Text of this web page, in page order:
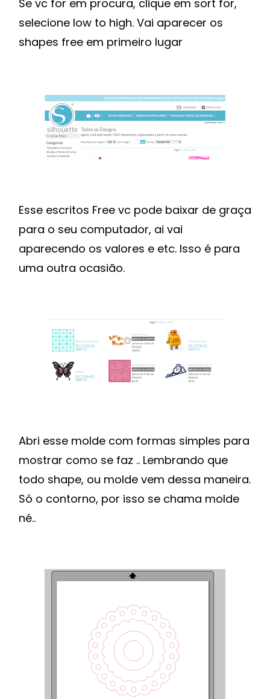
Se vc for em procura, clique em sort for,
selecione low to high. Vai aparecer os
shapes free em primeiro lugar
Esse escritos Free vc pode baixar de graça
para o seu computador, ai vai
aparecendo os valores e etc. Isso é para
uma outra ocasião.
Abri esse molde com formas simples para
mostrar como se faz .. Lembrando que
todo shape, ou molde vem dessa maneira.
Só o contorno, por isso se chama molde
né..